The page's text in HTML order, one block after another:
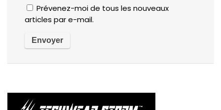
Prévenez-moi de tous les nouveaux
articles par e-mail.